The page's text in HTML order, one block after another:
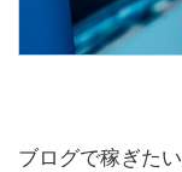
ブログで稼ぎた